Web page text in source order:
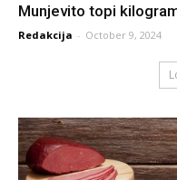
Munjevito topi
Redakcija - October 9, 2024